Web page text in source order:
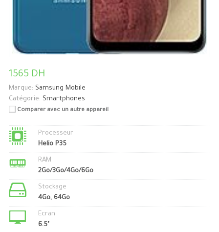
1565 DH
Marque: Samsung Mobile
Catégorie: Smartphones
Comparer avec un autre appareil
Processeur
Helio P35
RAM
2Go/3Go/4Go/6Go
Stockage
4Go, 64Go
Ecran
6.5"